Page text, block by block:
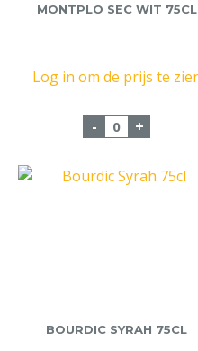
MONTPLO SEC WIT 75CL
Log in om de prijs te
- Montplo Sec
+
BOURDIC SYRAH 75CL